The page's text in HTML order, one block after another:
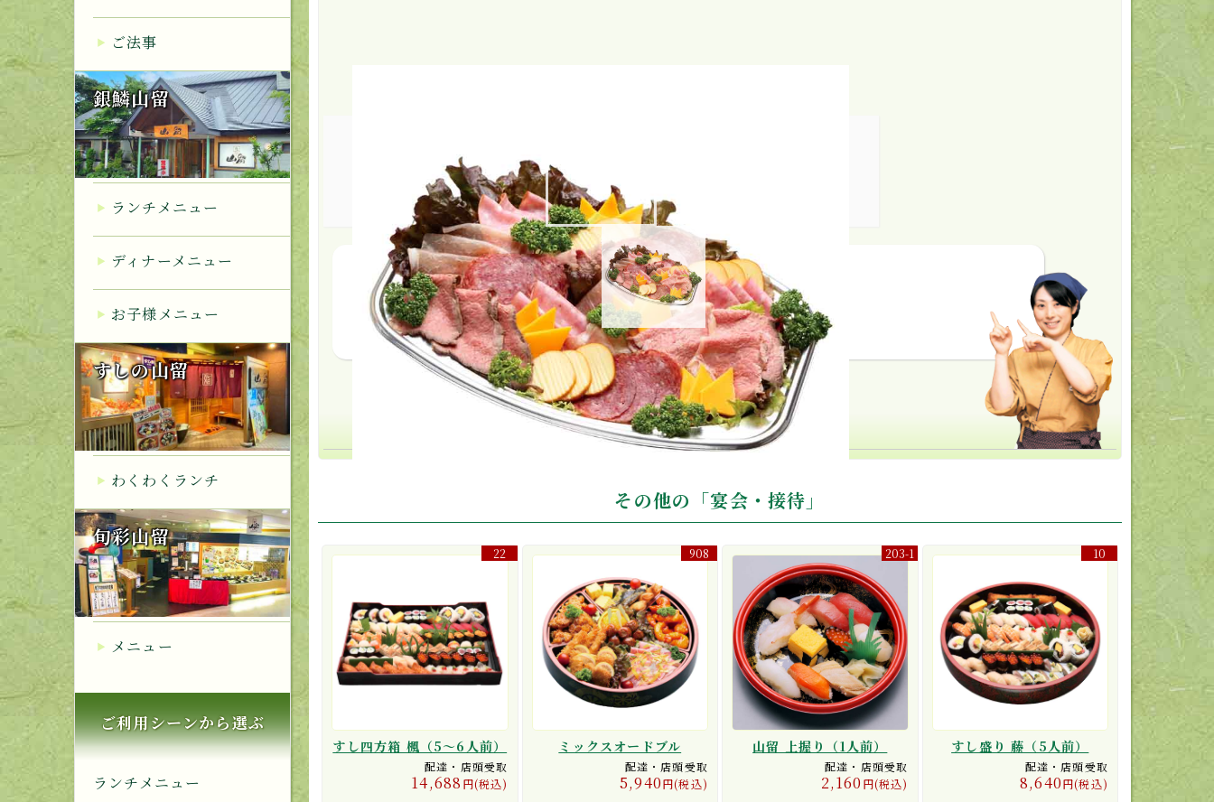
ご法事
銀鱗山留
ランチメニュー
ディナーメニュー
お子様メニュー
すしの山留
わくわくランチ
旬彩山留
メニュー
ご利用シーンから選ぶ
ランチメニュー
ローストビーフ・ハム・チーズセット
その他の「宴会・接待」
22
すし四方箱 楓（5〜6人前）
配達・店頭受取
14,688 円(税込)
908
ミックスオードブル
配達・店頭受取
5,940円(税込)
203-1
山留 上握り（1人前）
配達・店頭受取
2,160 円(税込)
10
すし盛り 藤（5人前）
配達・店頭受取
8,640円(税込)